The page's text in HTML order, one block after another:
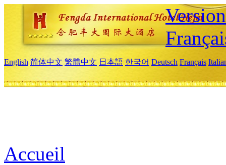
English 简体中文 繁體中文 日本語 한국어 Deutsch Français
Accueil